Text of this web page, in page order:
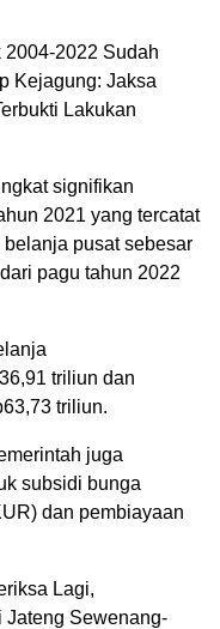
2022 Sudah
Kejagung: Jaksa
Lakukan
signifikan
2021 yang tercatat
pusat sebesar
pagu tahun 2022
triliun dan
triliun.
juga
subsidi bunga
dan pembiayaan
Lagi,
Jateng Sewenang-